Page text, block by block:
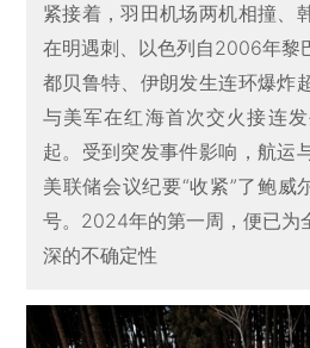
紧接着，羽田机场两机相撞、
在明遇刺、以色列自2006年黎
都贝鲁特、伊朗发生连环爆炸
与美军在红海首次交火接连
起。受到突发事件影响，航运
美联储会议纪要“收紧”了鲍威
号。2024年的第一周，便已为
深的不确定性